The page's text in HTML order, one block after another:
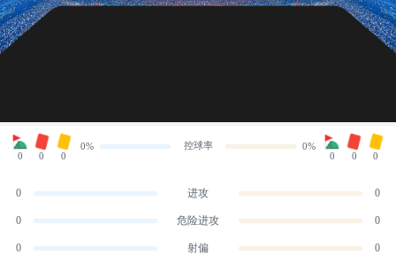
0 0 0
0% 控球率
0%
0
0 0
0 进攻 0
0 危险进攻 0
0 射偏 0